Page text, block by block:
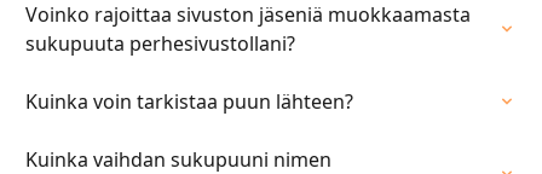
Voinko rajoittaa sivuston jäseniä muokkaamasta
sukupuuta perhesivustollani?
Kuinka voin tarkistaa puun lähteen?
Kuinka vaihdan sukupuuni nimen